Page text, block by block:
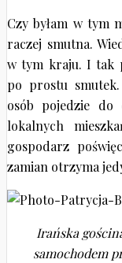
Czy byłam w tym
raczej smutna.
w tym kraju. I tak
po prostu
osób pojedzie
lokalnych
gospodarz
zamian otrzyma
Irańska
samochodem